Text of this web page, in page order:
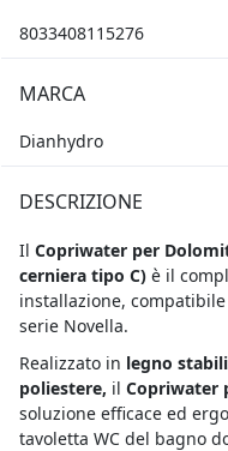
8033408115276
MARCA
Dianhydro
DESCRIZIONE
Il Copriwater per
cerniera tipo C) è il
installazione,
serie Novella.
Realizzato in legno
poliestere, il Copriwater
soluzione efficace ed
tavoletta WC del bagno